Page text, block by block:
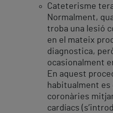
Cateterisme
Normalment,
troba una lesió
en el mateix
diagnostica,
ocasionalment
En aquest
habitualment
coronàries
cardíacs